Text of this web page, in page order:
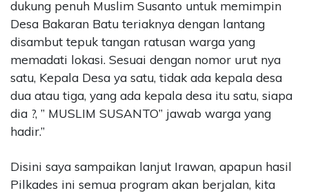
dukung penuh Muslim Susanto untuk memimpin
Desa Bakaran Batu teriaknya dengan lantang
disambut tepuk tangan ratusan warga yang
memadati lokasi. Sesuai dengan nomor urut nya
satu, Kepala Desa ya satu, tidak ada kepala desa
dua atau tiga, yang ada kepala desa itu satu, siapa
dia ?, ” MUSLIM SUSANTO” jawab warga yang
hadir.”
Disini saya sampaikan lanjut Irawan, apapun hasil
Pilkades ini semua program akan berjalan, kita